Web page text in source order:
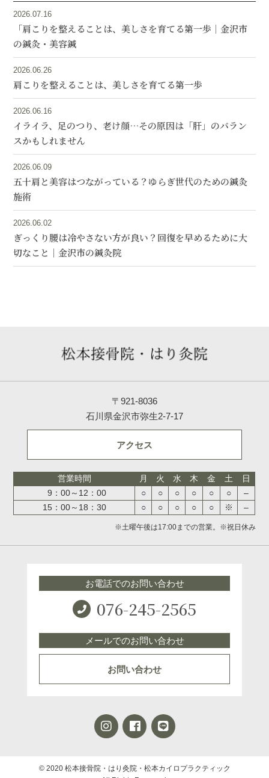
2026.07.16
「肩こりを整えることは、美しさを育てる第一歩｜金沢市
の鍼灸・美容鍼
2026.06.26
肩こりを整えることは、美しさを育てる第一歩
2026.06.16
イライラ、足のつり、老け顔…その原因は「肝」のバラン
スかもしれません
2026.06.09
五十肩と美容はつながっている？ゆらぎ世代のための鍼灸
施術
2026.06.02
ぎっくり腰は冷やさない方が良い？回復を早めるために大
切なこと｜金沢市の鍼灸院
〒921-8036
石川県金沢市弥生2-7-17
アクセス
営業時間 月 火 水 木 金 土
日
9：00～12：00
○ ○ ○ ○ ○ ○
–
15：00～18：30
○ ○ ○ ○ ○ ※ –
※土曜午後は17:00までの営業。※祝日休み
お電話でのお問い合わせ
076-245-2565
メールでのお問い合わせ
お問い合わせ
© 2020 松本接骨院・はり灸院・松本カイロプラクティック